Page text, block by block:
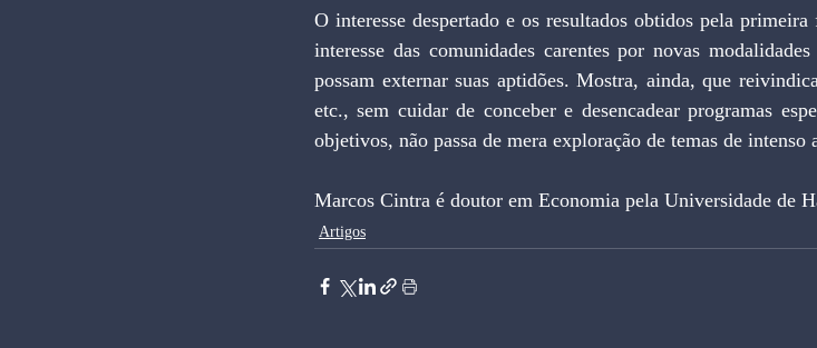
O interesse despertado e os resultados obtidos pela
interesse das comunidades carentes por novas
possam externar suas aptidões. Mostra, ainda, que
etc., sem cuidar de conceber e desencadear programas
objetivos, não passa de mera exploração de temas de
Marcos Cintra é doutor em Economia pela Universidade de
Artigos